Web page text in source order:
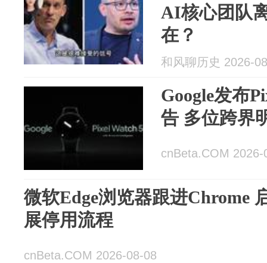
AI核心团队
在？
和风聊历史 2026-
Google发布
告 多位跨界
cnBeta.COM 2026-
微软Edge浏览器跟进Chrome
展停用流程
cnBeta.COM 2026-08-08